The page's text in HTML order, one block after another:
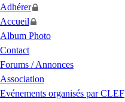
Adhérer
Accueil
Album Photo
Contact
Forums / Annonces
Association
Evénements organisés parCLEF